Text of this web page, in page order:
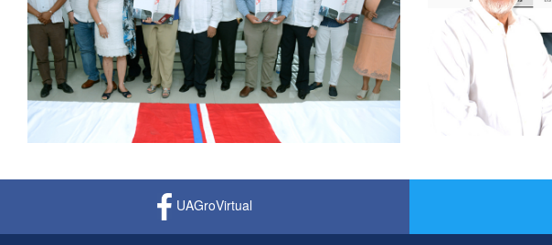
UAGroVirtual